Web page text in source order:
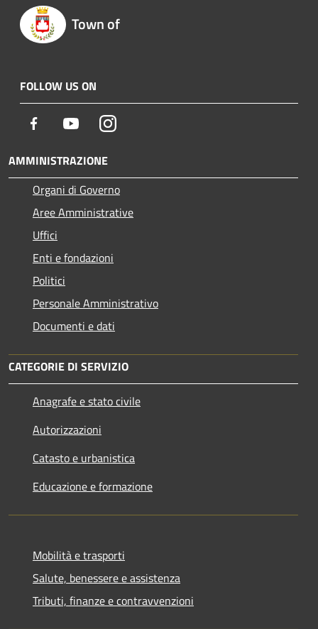
Town of
FOLLOW US ON
Facebook YoutubeInstagram
AMMINISTRAZIONE
Organi di Governo
Aree Amministrative
Uffici
Enti e fondazioni
Politici
Personale Amministrativo
Documenti e dati
CATEGORIE DI SERVIZIO
Anagrafe e stato civile
Autorizzazioni
Catasto e urbanistica
Educazione e formazione
Mobilità e trasporti
Salute, benessere e assistenza
Tributi, finanze e contravvenzioni